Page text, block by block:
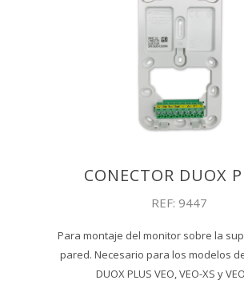
CONECTOR DUOX
REF: 9447
Para montaje del monitor sobre la
pared. Necesario para los modelos
DUOX PLUS VEO, VEO-XS y